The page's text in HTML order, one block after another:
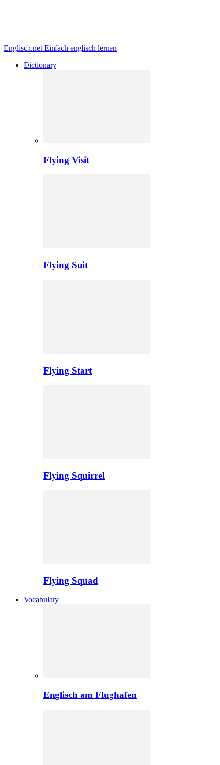
Englisch.net Einfach englisch lernen
Dictionary
Flying Visit
Flying Suit
Flying Start
Flying Squirrel
Flying Squad
Vocabulary
Englisch am Flughafen